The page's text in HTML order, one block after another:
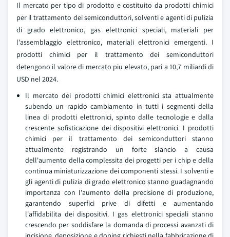
Il mercato per tipo di prodotto e costituito da prodotti chimici
per il trattamento dei semiconduttori, solventi e agenti di pulizia
di grado elettronico, gas elettronici speciali, materiali per
l'assemblaggio elettronico, materiali elettronici emergenti. I
prodotti chimici per il trattamento dei semiconduttori
detengono il valore di mercato piu elevato, pari a 10,7 miliardi di
USD nel 2024.
Il mercato dei prodotti chimici elettronici sta attualmente
subendo un rapido cambiamento in tutti i segmenti della
linea di prodotti elettronici, spinto dalle tecnologie e dalla
crescente sofisticazione dei dispositivi elettronici. I prodotti
chimici per il trattamento dei semiconduttori stanno
attualmente registrando un forte slancio a causa
dell'aumento della complessita dei progetti per i chip e della
continua miniaturizzazione dei componenti stessi. I solventi e
gli agenti di pulizia di grado elettronico stanno guadagnando
importanza con l'aumento della precisione di produzione,
garantendo superfici prive di difetti e aumentando
l'affidabilita dei dispositivi. I gas elettronici speciali stanno
crescendo per soddisfare la domanda di processi avanzati di